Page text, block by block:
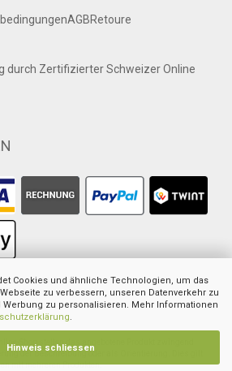
Cookies und ähnliche Technologien, um das
zu verbessern, unseren Datenverkehr zu
zu personalisieren. Mehr Informationen
.
Hinweis schliessen
AGBRetoure
europ. Lieferanten
Punto
Shop stellen das angebotene Produkt zwingend
der Beschreibung oder als Orientierung. Dies gilt
mit mehreren Produkten.